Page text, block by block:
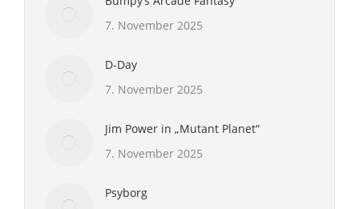
7. November 2025
D-Day
7. November 2025
Jim Power in „Mutant Planet“
7. November 2025
Psyborg